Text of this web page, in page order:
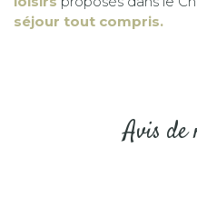
séjour tout compris.
Avis de